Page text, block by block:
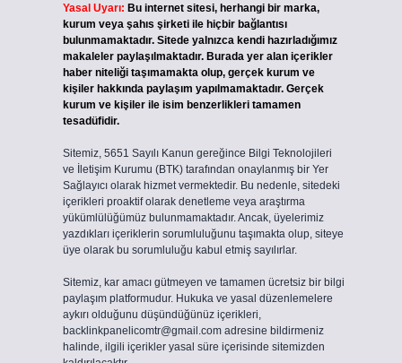
Yasal Uyarı: Bu internet sitesi, herhangi bir marka,
kurum veya şahıs şirketi ile hiçbir bağlantısı
bulunmamaktadır. Sitede yalnızca kendi hazırladığımız
makaleler paylaşılmaktadır. Burada yer alan içerikler
haber niteliği taşımamakta olup, gerçek kurum ve
kişiler hakkında paylaşım yapılmamaktadır. Gerçek
kurum ve kişiler ile isim benzerlikleri tamamen
tesadüfidir.
Sitemiz, 5651 Sayılı Kanun gereğince Bilgi Teknolojileri
ve İletişim Kurumu (BTK) tarafından onaylanmış bir Yer
Sağlayıcı olarak hizmet vermektedir. Bu nedenle, sitedeki
içerikleri proaktif olarak denetleme veya araştırma
yükümlülüğümüz bulunmamaktadır. Ancak, üyelerimiz
yazdıkları içeriklerin sorumluluğunu taşımakta olup, siteye
üye olarak bu sorumluluğu kabul etmiş sayılırlar.
Sitemiz, kar amacı gütmeyen ve tamamen ücretsiz bir bilgi
paylaşım platformudur. Hukuka ve yasal düzenlemelere
aykırı olduğunu düşündüğünüz içerikleri,
backlinkpanelicomtr@gmail.comadresine bildirmeniz
halinde, ilgili içerikler yasal süre içerisinde sitemizden